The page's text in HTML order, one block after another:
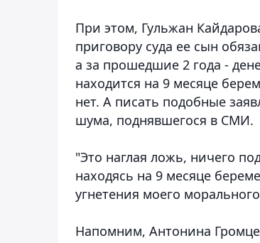
При этом, Гульжан
приговору суда ее сын
а за прошедшие 2 года -
находится на 9 месяце
нет. А писать подобные
шума, поднявшегося в СМИ.
"Это наглая ложь, ничего
находясь на 9 месяце
угнетения моего
Напомним, Антонина